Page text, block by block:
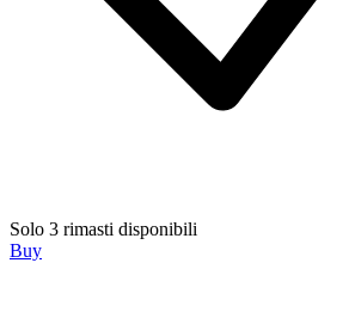
Solo 3 rimasti disponibili
Buy